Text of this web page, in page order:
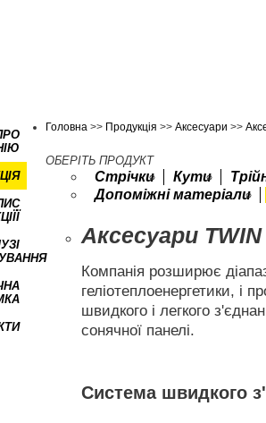
Головна >> Продукція >>Аксесуари >>
ОБЕРІТЬ ПРОДУКТ
Стрічки Кути
Допоміжні матеріали
Аксесуари
Компанія розширює
геліотеплоенергетики, і
швидкого і легкого
сонячної панелі.
Система швидкого